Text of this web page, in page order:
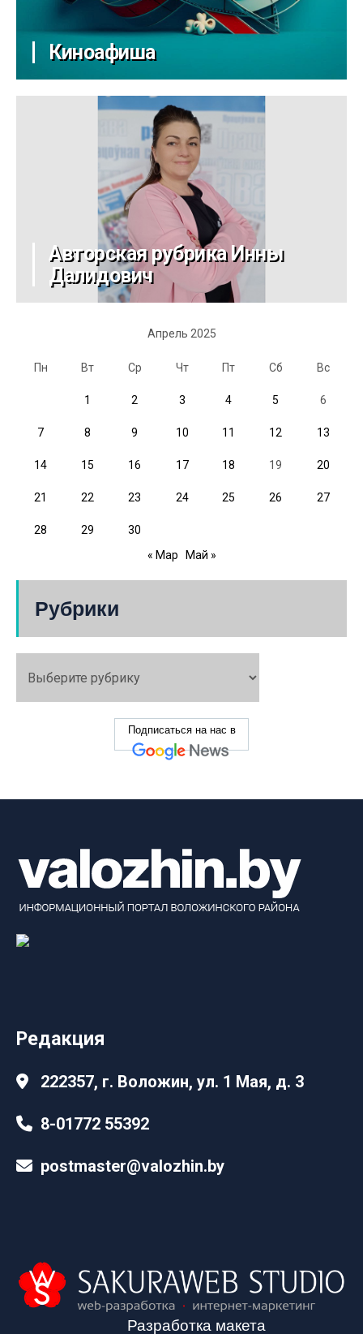
Киноафиша
Авторская рубрика Инны
Далидович
Апрель 2025
Пн Вт Ср Чт Пт Сб Вс
1 2 3 4 5 6
7 8 9 10 11 12 13
14 15 16 17 18 19 20
21 22 23 24 25 26 27
28 29
30
« Мар
Май »
Рубрики
Подписаться на нас в
Редакция
222357, г. Воложин, ул. 1 Мая, д. 3
8-01772 55392
postmaster@valozhin.by
Разработка макета